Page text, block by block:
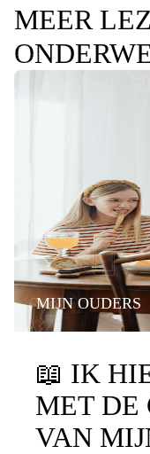
MEER
MIJN OUDERS
📖 IK
MET DE
VAN